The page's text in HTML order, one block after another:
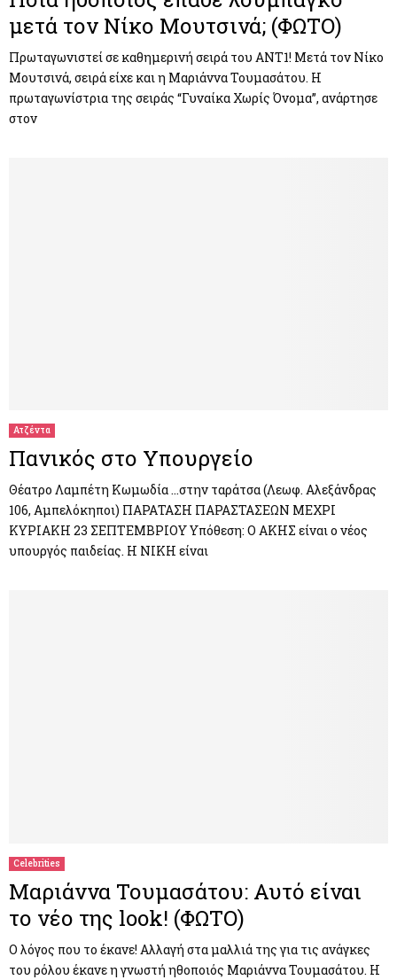
μετά τον Νίκο Μουτσινά; (ΦΩΤΟ)
Πρωταγωνιστεί σε καθημερινή σειρά του ANT1! Μετά τον Νίκο
Μουτσινά, σειρά είχε και η Μαριάννα Τουμασάτου. Η
πρωταγωνίστρια της σειράς “Γυναίκα Χωρίς Όνομα”, ανάρτησε
στον
Ατζέντα
Πανικός στο Υπουργείο
Θέατρο Λαμπέτη Κωμωδία …στην ταράτσα (Λεωφ. Αλεξάνδρας
106, Αμπελόκηποι) ΠΑΡΑΤΑΣΗ ΠΑΡΑΣΤΑΣΕΩΝ ΜΕΧΡΙ
ΚΥΡΙΑΚΗ 23 ΣΕΠΤΕΜΒΡΙΟΥ Υπόθεση: O ΑΚΗΣ είναι ο νέος
υπουργός παιδείας. Η NIKH είναι
Celebrities
Μαριάννα Τουμασάτου: Αυτό είναι
το νέο της look! (ΦΩΤΟ)
Ο λόγος που το έκανε! Αλλαγή στα μαλλιά της για τις ανάγκες
του ρόλου έκανε η γνωστή ηθοποιός Μαριάννα Τουμασάτου. Η